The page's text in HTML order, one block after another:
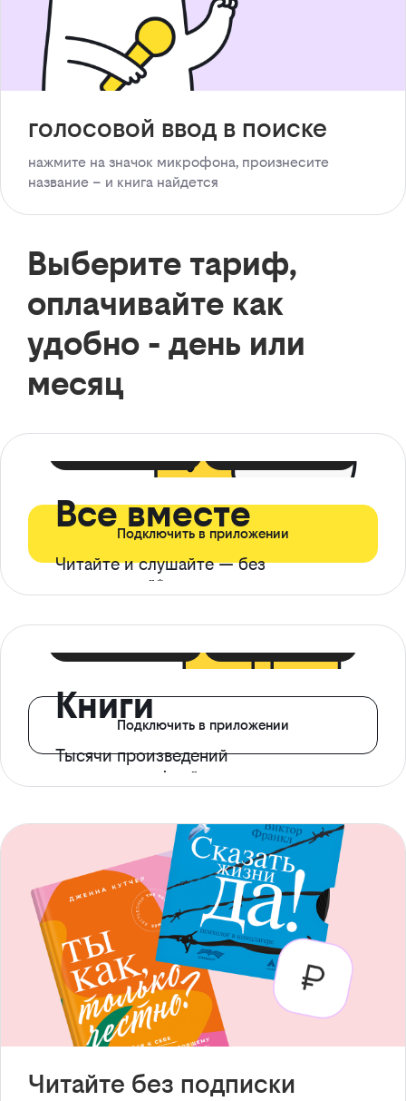
голосовой ввод в поиске
нажмите на значок микрофона, произнесите
название – и книга найдется
Выберите тариф,
оплачивайте как
удобно - день или
месяц
Все вместе
Читайте и слушайте — без
ограничений*
Подключить в приложении
Книги
Тысячи произведений
с доступом офлайн
Подключить в приложении
Читайте без подписки